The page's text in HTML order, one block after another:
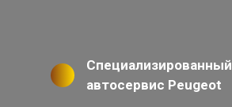
Специализированный
автосервис Peugeot